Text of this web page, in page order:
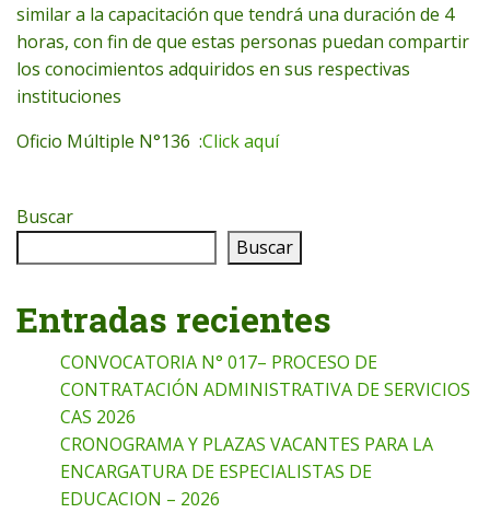
similar a la capacitación que tendrá una duración de 4
horas, con fin de que estas personas puedan compartir
los conocimientos adquiridos en sus respectivas
instituciones
Oficio Múltiple N°136 :Click aquí
Buscar
Buscar
Entradas recientes
CONVOCATORIA N° 017– PROCESO DE
CONTRATACIÓN ADMINISTRATIVA DE SERVICIOS
CAS 2026
CRONOGRAMA Y PLAZAS VACANTES PARA LA
ENCARGATURA DE ESPECIALISTAS DE
EDUCACION – 2026